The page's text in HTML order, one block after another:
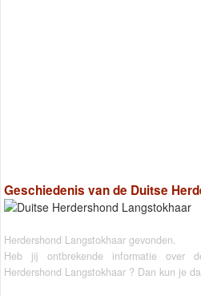
Geschiedenis van de Duitse
Herdershond Langstokhaar gevonden.
Heb jij ontbrekende informatie over
Herdershond Langstokhaar ? Dan kun je